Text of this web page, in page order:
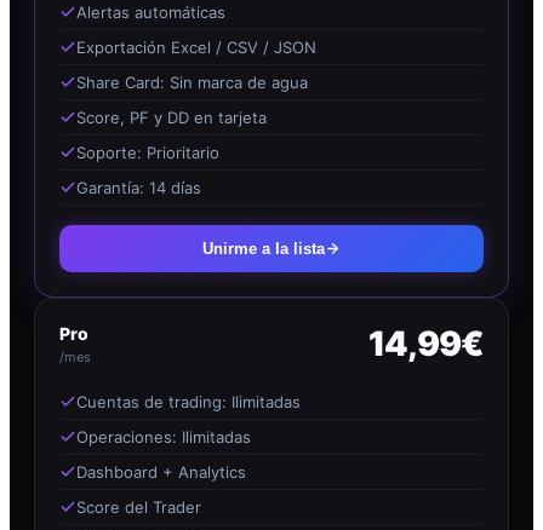
Alertas automáticas
Exportación Excel / CSV / JSON
Share Card: Sin marca de agua
Score, PF y DD en tarjeta
Soporte: Prioritario
Garantía: 14 días
Unirme a la lista
Pro
/mes 14,99€
Cuentas de trading: Ilimitadas
Operaciones: Ilimitadas
Dashboard + Analytics
Score del Trader